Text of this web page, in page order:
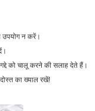
उपयोग न करें।
को चालू करने की सलाह देते हैं।
का ख्याल रखें!